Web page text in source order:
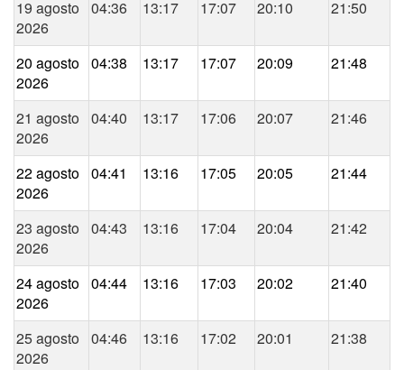
19 agosto
2026
04:36 13:17 17:07 20:10 21:50
20 agosto
2026
04:38 13:17 17:07 20:09 21:48
21 agosto
2026
04:40 13:17 17:06 20:07 21:46
22 agosto
2026
04:41 13:16 17:05 20:05 21:44
23 agosto
2026
04:43 13:16 17:04 20:04 21:42
24 agosto
2026
04:44 13:16 17:03 20:02 21:40
25 agosto
2026
04:46 13:16 17:02 20:01 21:38